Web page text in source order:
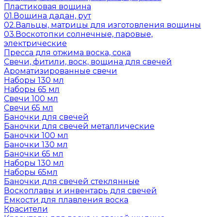
Пластиковая вощина
01.Вощина дадан, рут
02.Вальцы, матрицы для изготовления вощины
03.Воскотопки солнечные, паровые,
электрические
Пресса для отжима воска, сока
Свечи, фитили, воск, вощина для свечей
Ароматизированные свечи
Наборы 130 мл
Наборы 65 мл
Свечи 100 мл
Свечи 65 мл
Баночки для свечей
Баночки для свечей металлические
Баночки 100 мл
Баночки 130 мл
Баночки 65 мл
Наборы 130 мл
Наборы 65мл
Баночки для свечей стеклянные
Воскоплавы и инвентарь для свечей
Емкости для плавления воска
Красители